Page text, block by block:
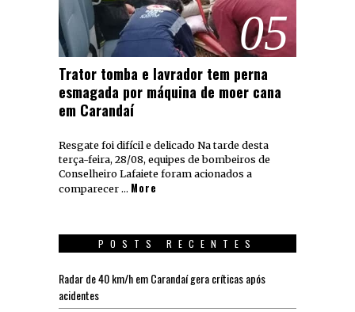
05
Trator tomba e lavrador tem perna
esmagada por máquina de moer cana
em Carandaí
Resgate foi difícil e delicado Na tarde desta
terça-feira, 28/08, equipes de bombeiros de
Conselheiro Lafaiete foram acionados a
comparecer … More
POSTS RECENTES
Radar de 40 km/h em Carandaí gera críticas após
acidentes